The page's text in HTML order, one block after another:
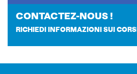
CONTACTEZ-​NOUS !
RICHIEDI INFORMAZIONI SUI CORSI